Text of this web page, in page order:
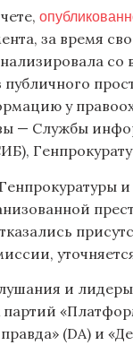
за время
со
у
— Службы
и лидеры
(DA) и